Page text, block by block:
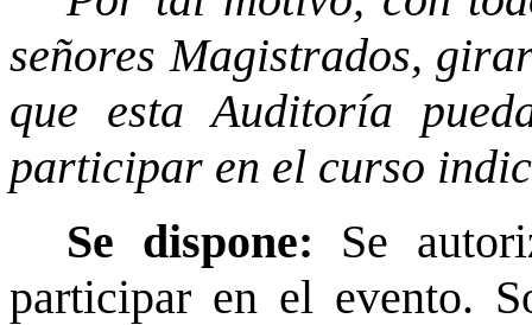
señores Magistrados,
que esta Auditoría
participar en el curso
Se dispone: Se
participar en el evento.